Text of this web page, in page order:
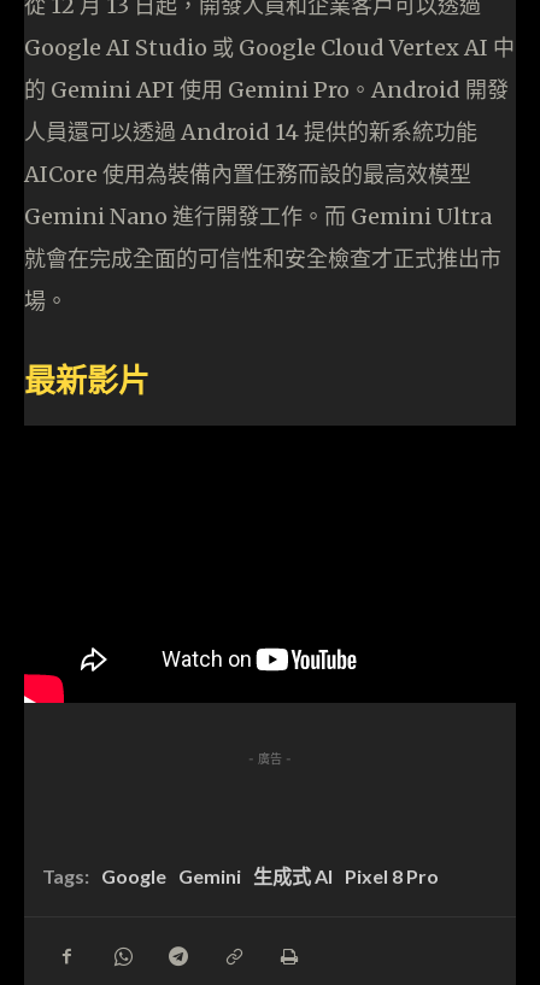
Google AI Studio 或 Google Cloud Vertex AI 中
的 Gemini API 使用 Gemini Pro。Android 開發
人員還可以透過 Android 14 提供的新系統功能
AICore 使用為裝備內置任務而設的最高效模型
Gemini Nano 進行開發工作。而 Gemini Ultra
就會在完成全面的可信性和安全檢查才正式推出市
場。
最新影片
- 廣告 -
Tags: Google Gemini 生成式 AI Pixel 8 Pro